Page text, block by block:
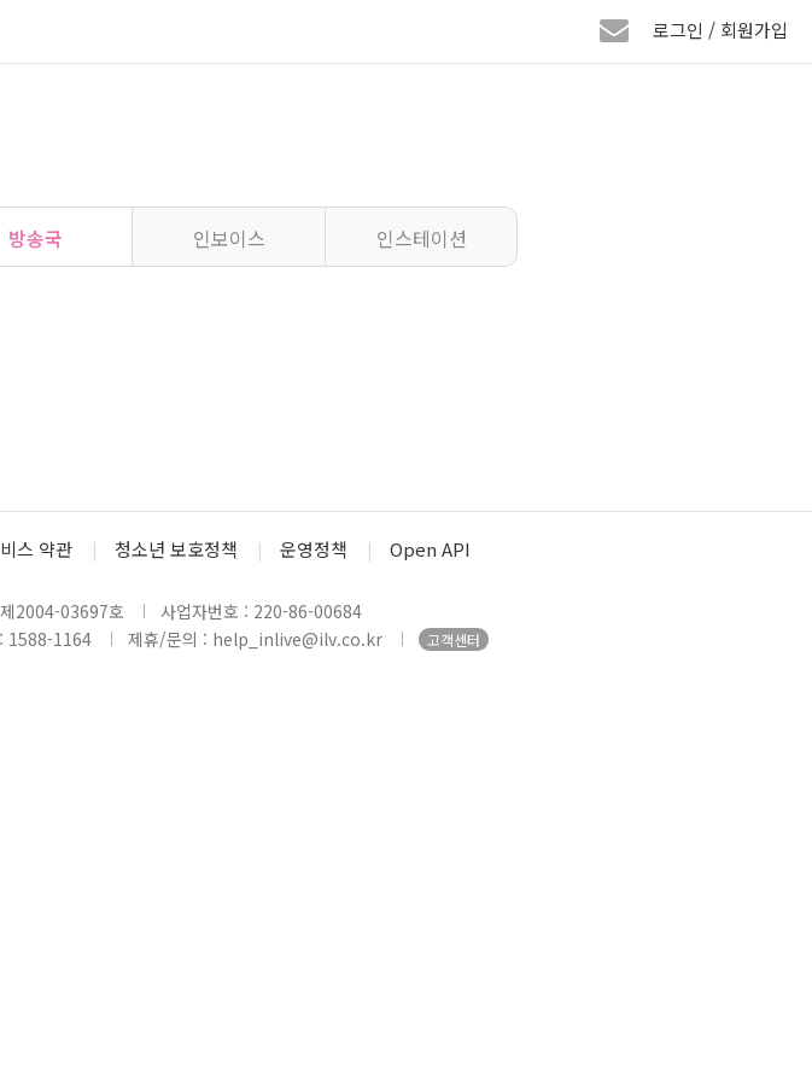
로그인 / 회원가입
방송국 인보이스 인스테이션
스 약관 청소년 보호정책 운영정책 Open API
2004-03697호
사업자번호 : 220-86-00684
1588-1164 제휴/문의 : help_inlive@ilv.co.kr 고객센터